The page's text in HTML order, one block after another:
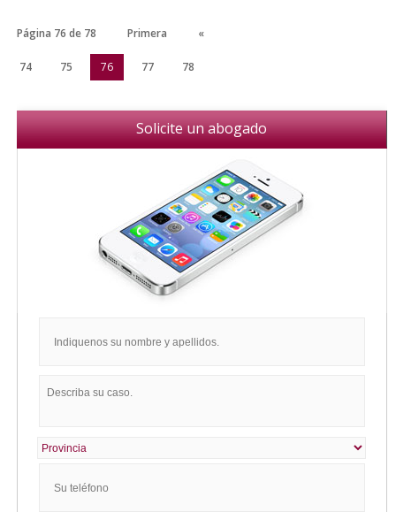
Página 76 de 78 Primera «
74 75 76 77 78
Solicite un abogado